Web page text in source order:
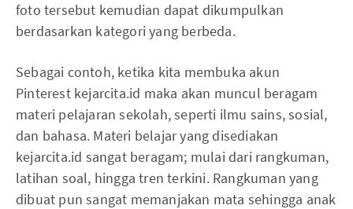
foto tersebut kemudian dapat dikumpulkan
berdasarkan kategori yang berbeda.
Sebagai contoh, ketika kita membuka akun
Pinterest kejarcita.id maka akan muncul beragam
materi pelajaran sekolah, seperti ilmu sains, sosial,
dan bahasa. Materi belajar yang disediakan
kejarcita.id sangat beragam; mulai dari rangkuman,
latihan soal, hingga tren terkini. Rangkuman yang
dibuat pun sangat memanjakan mata sehingga anak